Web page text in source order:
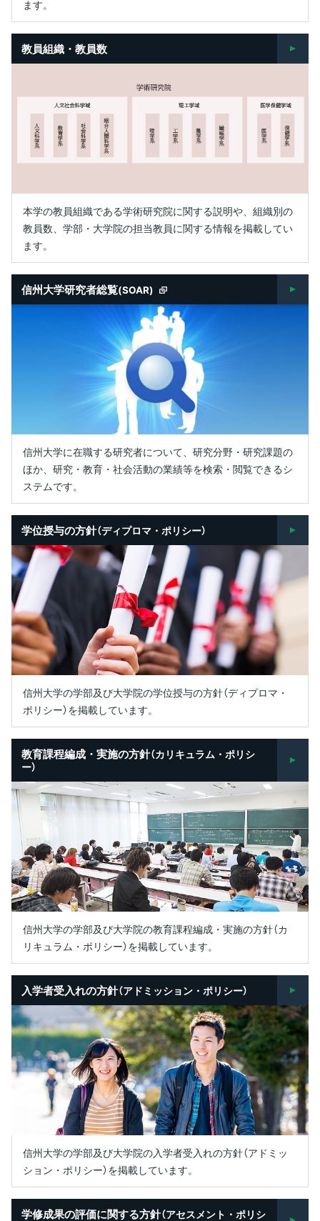
ます。
教員組織・教員数
本学の教員組織である学術研究院に関する説明や、組織別の
教員数、学部・大学院の担当教員に関する情報を掲載してい
ます。
信州大学研究者総覧(SOAR)
信州大学に在職する研究者について、研究分野・研究課題の
ほか、研究・教育・社会活動の業績等を検索・閲覧できるシ
ステムです。
学位授与の方針（ディプロマ・ポリシー）
信州大学の学部及び大学院の学位授与の方針（ディプロマ・
ポリシー）を掲載しています。
教育課程編成・実施の方針（カリキュラム・ポリシ
ー）
信州大学の学部及び大学院の教育課程編成・実施の方針（カ
リキュラム・ポリシー）を掲載しています。
入学者受入れの方針（アドミッション・ポリシー）
信州大学の学部及び大学院の入学者受入れの方針（アドミッ
ション・ポリシー）を掲載しています。
学修成果の評価に関する方針（アセスメント・ポリシ